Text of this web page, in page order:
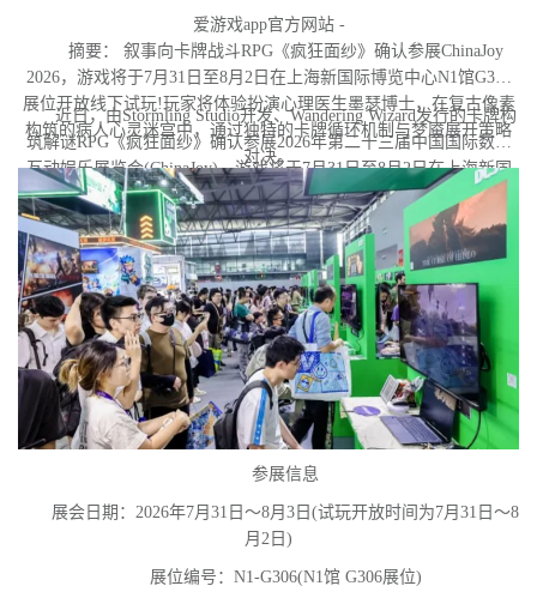
爱游戏app官方网站 -
摘要： 叙事向卡牌战斗RPG《疯狂面纱》确认参展ChinaJoy
2026，游戏将于7月31日至8月2日在上海新国际博览中心N1馆G306
展位开放线下试玩!玩家将体验扮演心理医生墨瑟博士，在复古像素
构筑的病人心灵迷宫中，通过独特的卡牌循环机制与梦魇展开策略
对决。
近日，由Stormling Studio开发、Wandering Wizard发行的卡牌构
筑解谜RPG《疯狂面纱》确认参展2026年第二十三届中国国际数码
互动娱乐展览会(ChinaJoy)。游戏将于7月31日至8月2日在上海新国
际博览中心N1馆G306展位亮相，届时玩家可前往蜗牛游戏展台亲身
体验试玩Demo。与此同时，《疯狂面纱》Steam商店页现已上线，
玩家可提前加入愿望单。
参展信息
展会日期：2026年7月31日～8月3日(试玩开放时间为7月31日～8
月2日)
展位编号：N1-G306(N1馆 G306展位)